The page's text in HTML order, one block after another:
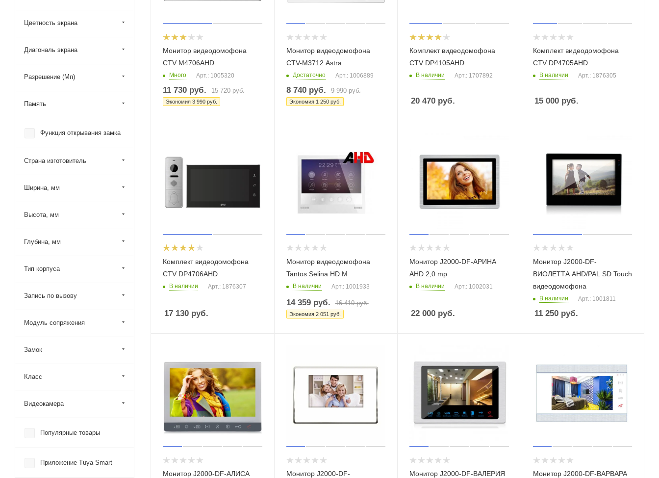
Монитор видеодомофона
CTV M4706AHD
Много Арт.: 1005320
11 730 руб. 15 720руб.
Экономия 3 990 руб.
Монитор видеодомофона
CTV-M3712 Astra
Достаточно Арт.: 1006889
8 740руб. 9 990руб.
Экономия 1 250руб.
Комплект видеодомофона
CTV DP4105AHD
В наличии Арт.: 1707892
20 470 руб.
Комплект видеодомофона
CTV DP4705AHD
В наличии Арт.: 1876305
15 000руб.
Комплект видеодомофона
CTV DP4706AHD
В наличии Арт.: 1876307
17 130 руб.
Монитор видеодомофона
Tantos Selina HD M
В наличии Арт.: 1001933
14 359руб. 16 410руб.
Экономия 2 051 руб.
Монитор J2000-DF-АРИНА
AHD 2,0 mp
В наличии Арт.: 1002031
22 000 руб.
Монитор J2000-DF-
ВИОЛЕТТА AHD/PAL SD Touch
видеодомофона
В наличии Арт.: 1001811
11 250руб.
Монитор J2000-DF-АЛИСА
Монитор J2000-DF-
Монитор J2000-DF-ВАЛЕРИЯ
Монитор J2000-DF-ВАРВАРА
Цветность экрана
Диагональ экрана
Разрешение (Мп)
Память
Функция открывания замка
Страна изготовитель
Ширина, мм
Высота, мм
Глубина, мм
Тип корпуса
Запись по вызову
Модуль сопряжения
Замок
Класс
Видеокамера
Популярные товары
Приложение Tuya Smart